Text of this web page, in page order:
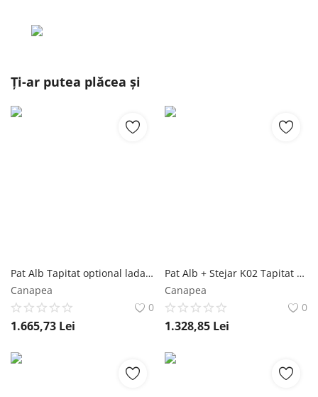
Ți-ar putea plăcea și
Pat Alb Tapitat optional lada de depozitare 140x200 2 sertare Mobila Laguna
Canapea
0
1.665,73 Lei
Pat Alb + Stejar K02 Tapitat optional lada de depozitare 180x200 Fara lada Mobila Laguna
Canapea
0
1.328,85 Lei